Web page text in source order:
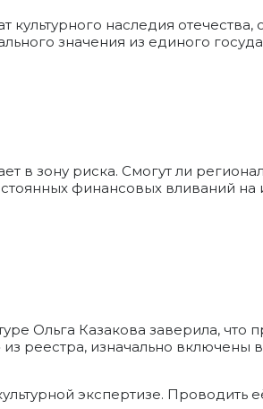
наследия отечества,
значения из единого
в зону риска. Смогут ли
финансовых вливаний на
Ольга Казакова заверила, что
реестра, изначально включены
экспертизе. Проводить